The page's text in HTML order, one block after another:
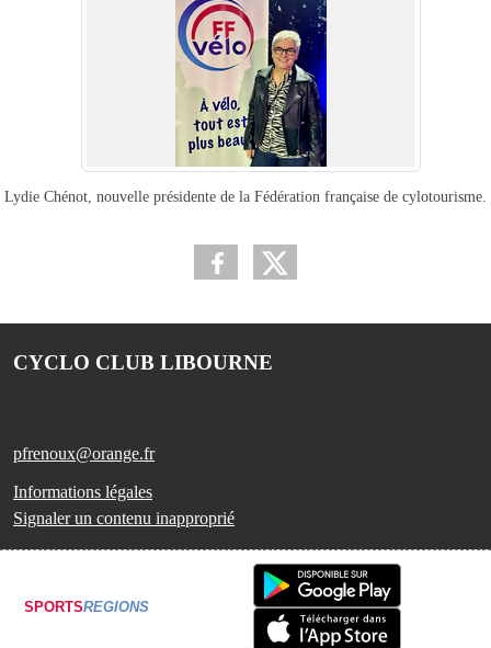
Lydie Chénot, nouvelle présidente de la Fédération française de cylotourisme.
CYCLO CLUB LIBOURNE
pfrenoux@orange.fr
Informations légales
Signaler un contenu inapproprié
SPORTSREGIONS